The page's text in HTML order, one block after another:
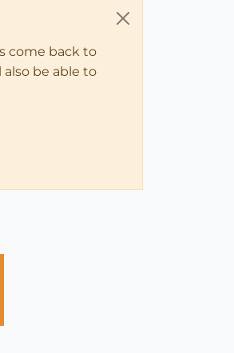
come back to
be able to